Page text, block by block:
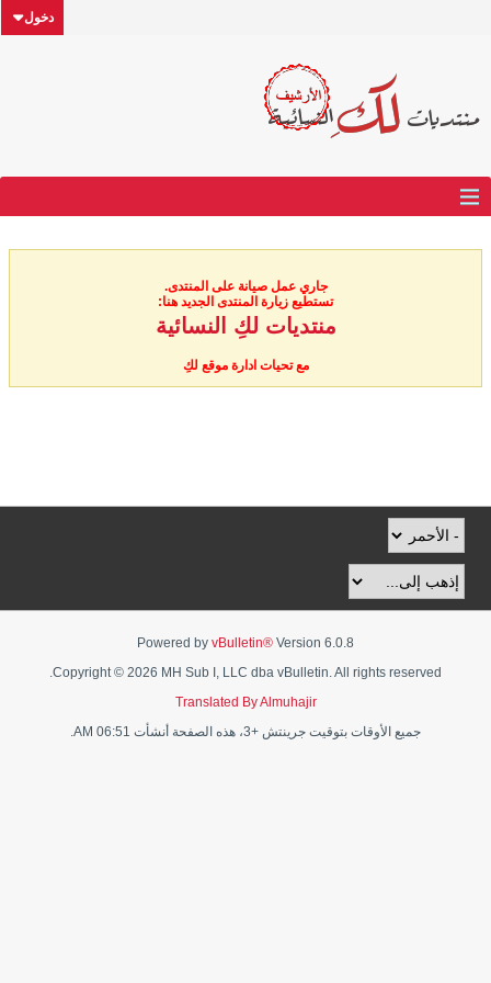
دخول
جاري عمل صيانة على المنتدى.
تستطيع زيارة المنتدى الجديد هنا:
منتديات لكِ النسائية
مع تحيات ادارة موقع لكِ
Powered by vBulletin® Version 6.0.8
Copyright © 2026 MH Sub I, LLC dba vBulletin. All rights reserved.
Translated By Almuhajir
جميع الأوقات بتوقيت جرينتش +3، هذه الصفحة أنشأت 06:51 AM.